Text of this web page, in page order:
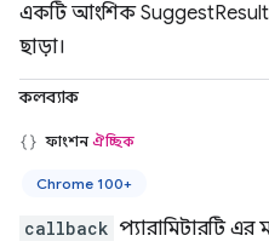
একটি আংশিক SuggestResult
ছাড়া।
কলব্যাক
ফাংশনঐচ্ছিক
Chrome 100+
callback প্যারামিটারটি এর